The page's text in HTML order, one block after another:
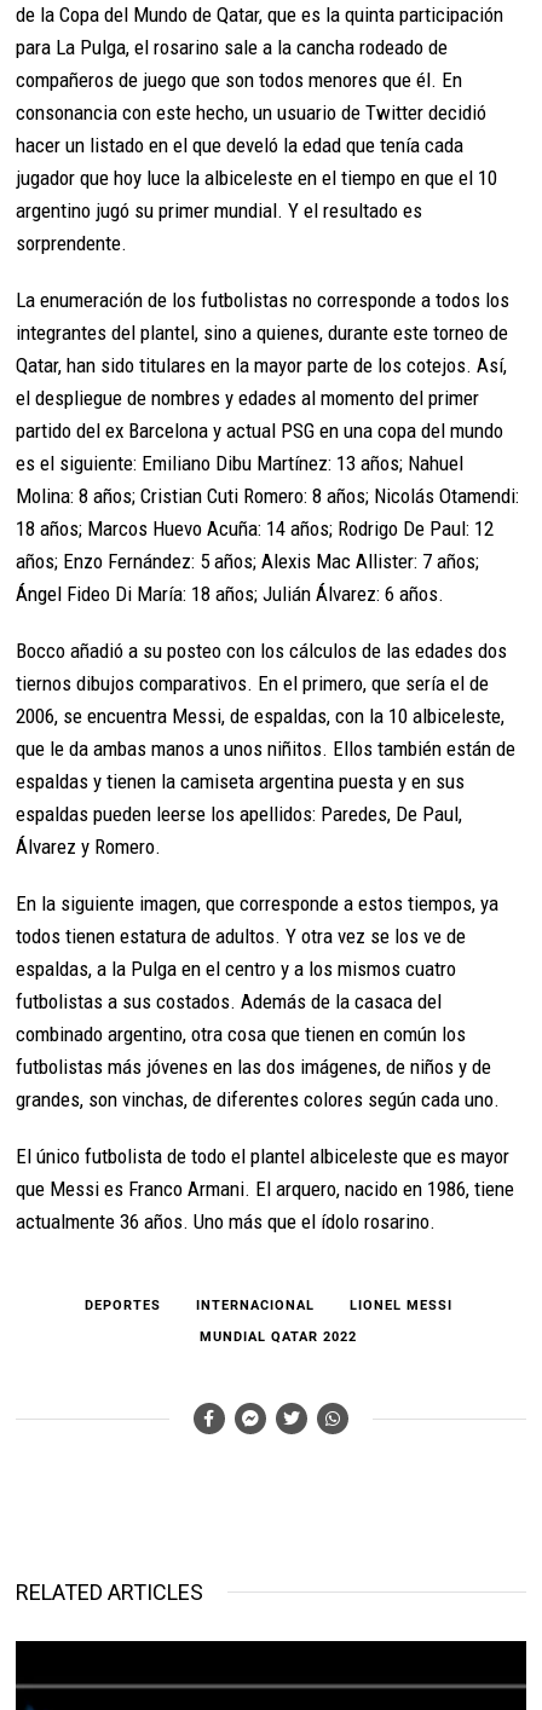
de la Copa del Mundo de Qatar, que es la quinta participación
para La Pulga, el rosarino sale a la cancha rodeado de
compañeros de juego que son todos menores que él. En
consonancia con este hecho, un usuario de Twitter decidió
hacer un listado en el que develó la edad que tenía cada
jugador que hoy luce la albiceleste en el tiempo en que el 10
argentino jugó su primer mundial. Y el resultado es
sorprendente.
La enumeración de los futbolistas no corresponde a todos los
integrantes del plantel, sino a quienes, durante este torneo de
Qatar, han sido titulares en la mayor parte de los cotejos. Así,
el despliegue de nombres y edades al momento del primer
partido del ex Barcelona y actual PSG en una copa del mundo
es el siguiente: Emiliano Dibu Martínez: 13 años; Nahuel
Molina: 8 años; Cristian Cuti Romero: 8 años; Nicolás Otamendi:
18 años; Marcos Huevo Acuña: 14 años; Rodrigo De Paul: 12
años; Enzo Fernández: 5 años; Alexis Mac Allister: 7 años;
Ángel Fideo Di María: 18 años; Julián Álvarez: 6 años.
Bocco añadió a su posteo con los cálculos de las edades dos
tiernos dibujos comparativos. En el primero, que sería el de
2006, se encuentra Messi, de espaldas, con la 10 albiceleste,
que le da ambas manos a unos niñitos. Ellos también están de
espaldas y tienen la camiseta argentina puesta y en sus
espaldas pueden leerse los apellidos: Paredes, De Paul,
Álvarez y Romero.
En la siguiente imagen, que corresponde a estos tiempos, ya
todos tienen estatura de adultos. Y otra vez se los ve de
espaldas, a la Pulga en el centro y a los mismos cuatro
futbolistas a sus costados. Además de la casaca del
combinado argentino, otra cosa que tienen en común los
futbolistas más jóvenes en las dos imágenes, de niños y de
grandes, son vinchas, de diferentes colores según cada uno.
El único futbolista de todo el plantel albiceleste que es mayor
que Messi es Franco Armani. El arquero, nacido en 1986, tiene
actualmente 36 años. Uno más que el ídolo rosarino.
DEPORTES INTERNACIONAL
LIONEL MESSI
MUNDIAL QATAR 2022
RELATED ARTICLES